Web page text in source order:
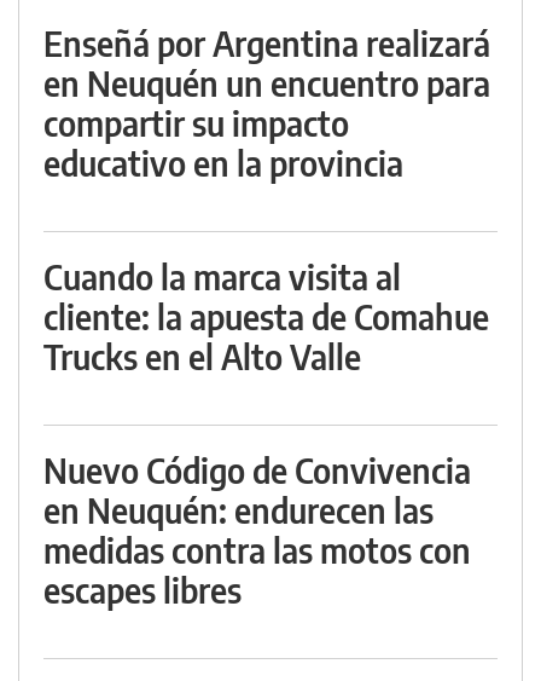
Enseñá por Argentina realizará
en Neuquén un encuentro para
compartir su impacto
educativo en la provincia
Cuando la marca visita al
cliente: la apuesta de Comahue
Trucks en el Alto Valle
Nuevo Código de Convivencia
en Neuquén: endurecen las
medidas contra las motos con
escapes libres